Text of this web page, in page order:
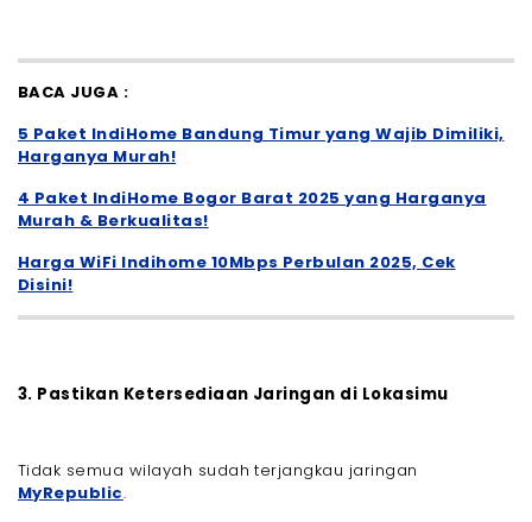
BACA JUGA :
5 Paket IndiHome Bandung Timur yang Wajib Dimiliki,
Harganya Murah!
4 Paket IndiHome Bogor Barat 2025 yang Harganya
Murah & Berkualitas!
Harga WiFi Indihome 10Mbps Perbulan 2025, Cek
Disini!
3. Pastikan Ketersediaan Jaringan di Lokasimu
Tidak semua wilayah sudah terjangkau jaringan
MyRepublic.